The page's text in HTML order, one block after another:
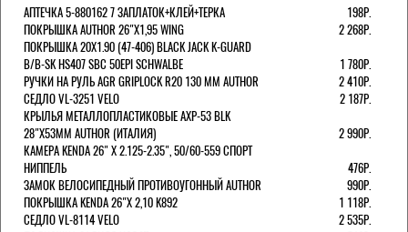
АПТЕЧКА 5-880162 7 ЗАПЛАТОК+КЛЕЙ+ТЕРКА
198Р.
ПОКРЫШКА AUTHOR 26"Х1,95 WING
2 268Р.
ПОКРЫШКА 20X1.90 (47-406) BLACK JACK K-GUARD
B/B-SK HS407 SBC 50EPI SCHWALBE
1 780Р.
РУЧКИ НА РУЛЬ AGR GRIPLOCK R20 130 ММ AUTHOR
2 410Р.
СЕДЛО VL-3251 VELO
2 187Р.
КРЫЛЬЯ МЕТАЛЛОПЛАСТИКОВЫЕ AXP-53 BLK
28"Х53ММ AUTHOR (ИТАЛИЯ)
2 990Р.
КАМЕРА KENDA 26" Х 2.125-2.35", 50/60-559 СПОРТ
НИППЕЛЬ
476Р.
ЗАМОК ВЕЛОСИПЕДНЫЙ ПРОТИВОУГОННЫЙ AUTHOR
990Р.
ПОКРЫШКА KENDA 26"Х 2,10 K892
1 118Р.
СЕДЛО VL-8114 VELO
2 535Р.